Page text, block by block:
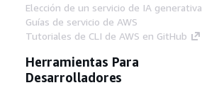
Elección de un servicio de IA generativa
Guías de servicio de AWS
Tutoriales de CLI de AWS en GitHub
Herramientas Para
Desarrolladores